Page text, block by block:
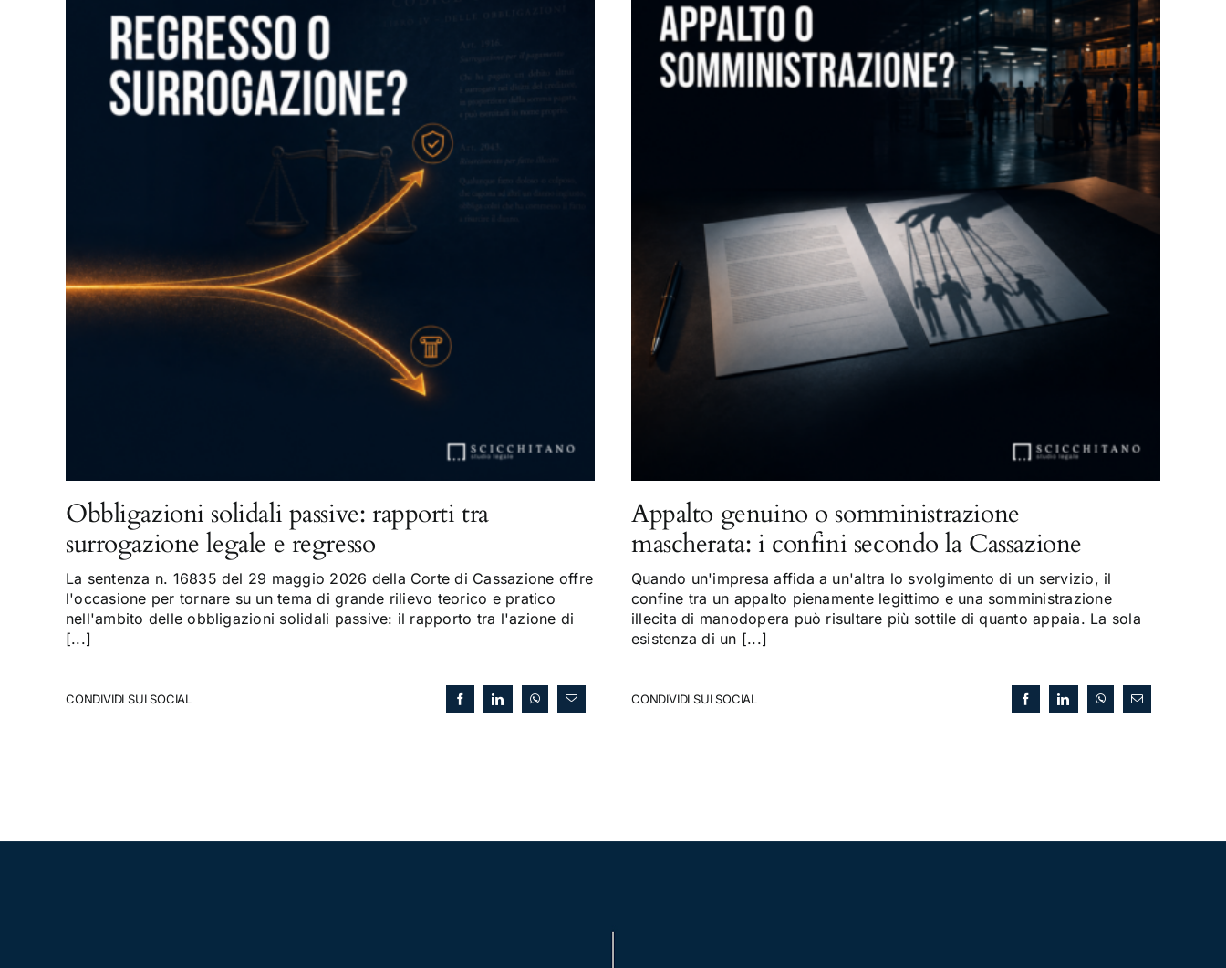
Obbligazioni solidali passive: rapporti tra
surrogazione legale e regresso
La sentenza n. 16835 del 29 maggio 2026 della Corte di Cassazione offre
l'occasione per tornare su un tema di grande rilievo teorico e pratico
nell'ambito delle obbligazioni solidali passive: il rapporto tra l'azione di
[...]
CONDIVIDI SUI SOCIAL
Appalto genuino o somministrazione
mascherata: i confini secondo la Cassazione
Quando un'impresa affida a un'altra lo svolgimento di un servizio, il
confine tra un appalto pienamente legittimo e una somministrazione
illecita di manodopera può risultare più sottile di quanto appaia. La sola
esistenza di un [...]
CONDIVIDI SUI SOCIAL